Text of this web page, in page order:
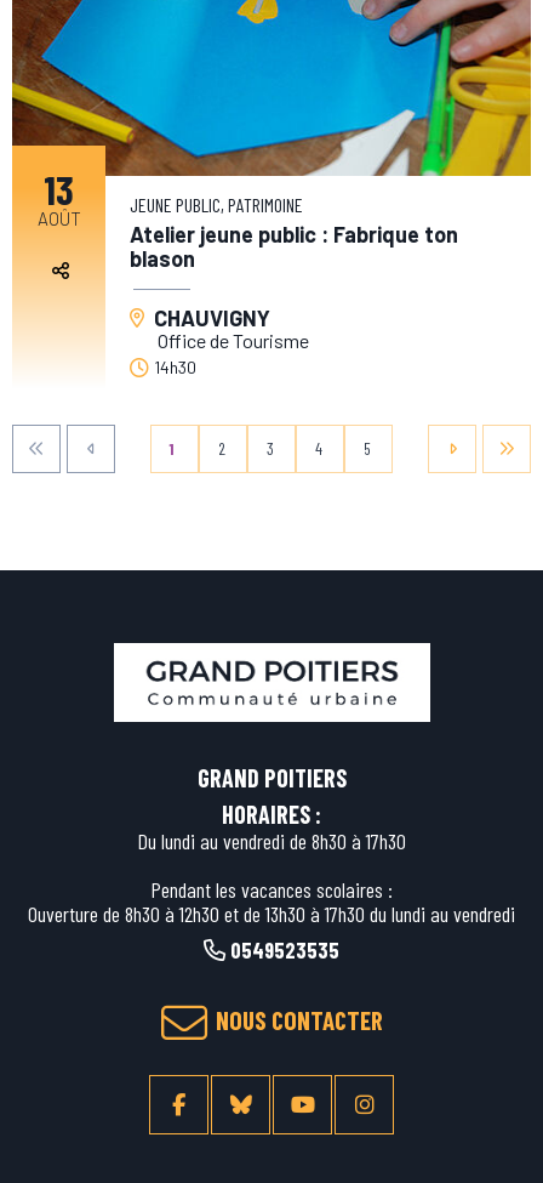
13
AOÛT
JEUNE PUBLIC, PATRIMOINE
Atelier jeune public : Fabrique ton
blason
CHAUVIGNY
Office de Tourisme
14h30
1 2 3 4 5
GRAND POITIERS
HORAIRES :
Du lundi au vendredi de 8h30 à 17h30
Pendant les vacances scolaires :
Ouverture de 8h30 à 12h30 et de 13h30 à 17h30 du lundi au vendredi
0549523535
NOUS CONTACTER